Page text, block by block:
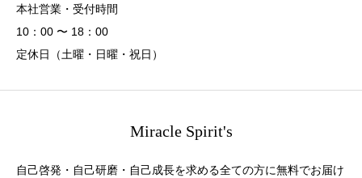
本社営業・受付時間
10：00 〜 18：00
定休日（土曜・日曜・祝日）
Miracle Spirit's
自己啓発・自己研磨・自己成長を求める全ての方に無料でお届け